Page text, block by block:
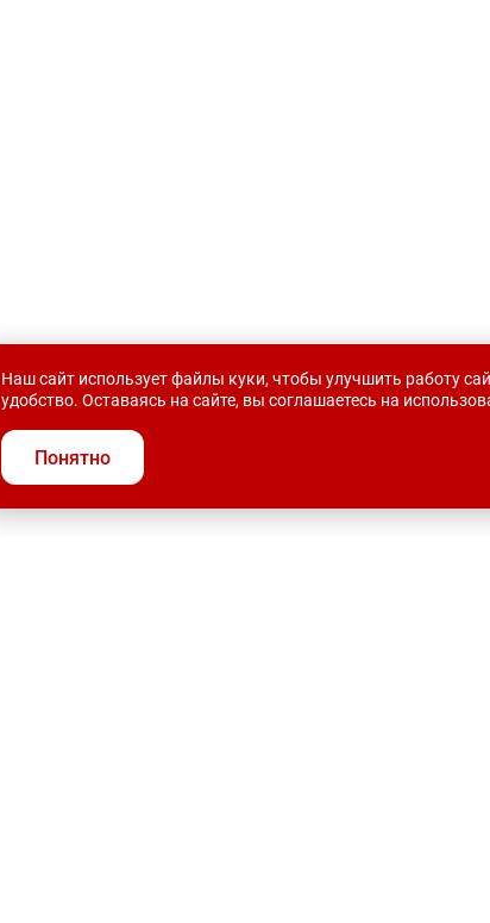
Наш сайт использует файлы куки, чтобы улучшить работу
удобство. Оставаясь на сайте, вы соглашаетесь на
Понятно